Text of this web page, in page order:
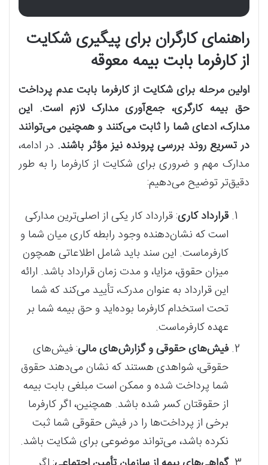
راهنمای کارگران برای پیگیری شکایت
از کارفرما بابت بیمه معوقه
اولین مرحله برای شکایت از کارفرما بابت عدم پرداخت
حق بیمه کارگری، جمع‌آوری مدارک لازم است. این
مدارک، ادعای شما را ثابت می‌کنند و همچنین می‌توانند
در تسریع روند بررسی پرونده نیز مؤثر باشند. در ادامه،
مدارک مهم و ضروری برای شکایت از کارفرما را به طور
دقیق‌تر توضیح می‌دهیم:
قرارداد کاری: قرارداد کار یکی از اصلی‌ترین مدارکی
است که نشان‌دهنده وجود رابطه کاری میان شما و
کارفرماست. این سند باید شامل اطلاعاتی همچون
میزان حقوق، مزایا، و مدت زمان قرارداد باشد. ارائه
این قرارداد به عنوان مدرک، تأیید می‌کند که شما
تحت استخدام کارفرما بوده‌اید و حق بیمه شما بر
عهده کارفرماست.
فیش‌های حقوقی و گزارش‌های مالی: فیش‌های
حقوقی، شواهدی هستند که نشان می‌دهند حقوق
شما پرداخت شده و ممکن است مبلغی بابت بیمه
از حقوقتان کسر شده باشد. همچنین، اگر کارفرما
برخی از پرداخت‌ها را در فیش حقوقی شما ثبت
نکرده باشد، می‌تواند موضوعی برای شکایت باشد.